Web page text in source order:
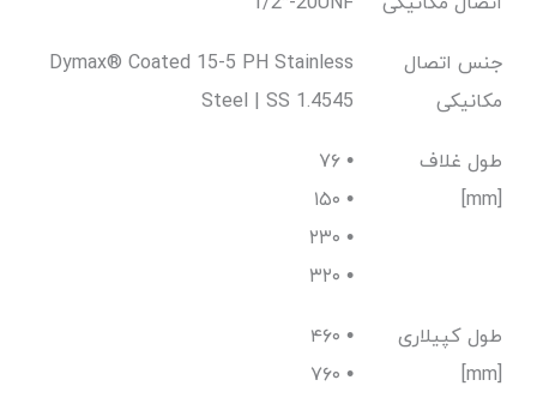
جنس اتصال
مکانیکی
Dymax® Coated 15-5 PH Stainless
Steel | SS 1.4545
طول غلاف
[mm]
۷۶ •
۱۵۰ •
۲۳۰ •
۳۲۰ •
طول کپیلاری
[mm]
۴۶۰ •
۷۶۰ •